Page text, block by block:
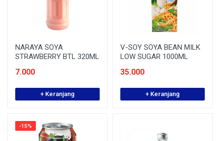
NARAYA SOYA
STRAWBERRY BTL 320ML
7.000
+ Keranjang
V-SOY SOYA BEAN MILK
LOW SUGAR 1000ML
35.000
+ Keranjang
-15%